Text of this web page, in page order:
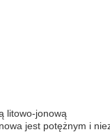
litowo-jonową
jest potężnym i